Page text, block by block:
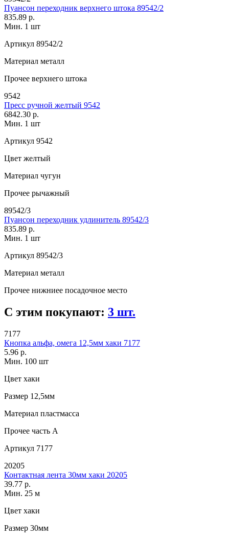
Пуансон переходник верхнего штока 89542/2
835.89 р.
Мин. 1 шт
Артикул 89542/2
Материал металл
Прочее верхнего штока
9542
Пресс ручной желтый 9542
6842.30 р.
Мин. 1 шт
Артикул 9542
Цвет желтый
Материал чугун
Прочее рычажный
89542/3
Пуансон переходник удлинитель 89542/3
835.89 р.
Мин. 1 шт
Артикул 89542/3
Материал металл
Прочее нижниее посадочное место
С этим покупают: 3 шт.
7177
Кнопка альфа, омега 12,5мм хаки 7177
5.96 р.
Мин. 100 шт
Цвет хаки
Размер 12,5мм
Материал пластмасса
Прочее часть A
Артикул 7177
20205
Контактная лента 30мм хаки 20205
39.77 р.
Мин. 25 м
Цвет хаки
Размер 30мм